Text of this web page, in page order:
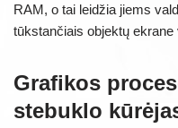
RAM, o tai leidžia jiems
tūkstančiais objektų ekrane
Grafikos
stebuklo